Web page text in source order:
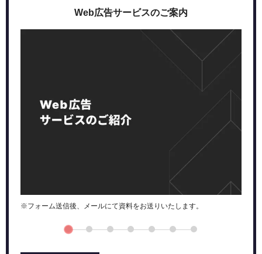
予算を自由に変更できる
マイクロソフト広告の種類
マルチメディア広告
バーティカル広告
マイクロソフト広告が向いている商材
ファーストビューでインパクトを与える
※フォーム送信後、メールにて資料をお送りいたします。
Web広告サービスのご案内